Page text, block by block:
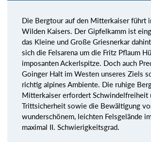
Die Bergtour auf den Mitterkaiser führt
Wilden Kaisers. Der Gipfelkamm ist
das Kleine und Große Griesnerkar
sich die Felsarena um die Fritz Pflaum
imposanten Ackerlspitze. Doch auch
Goinger Halt im Westen unseres Ziels
richtig alpines Ambiente. Die ruhige
Mitterkaiser erfordert Schwindelfreiheit
Trittsicherheit sowie die Bewältigung
wunderschönem, leichten Felsgelände
maximal II. Schwierigkeitsgrad.